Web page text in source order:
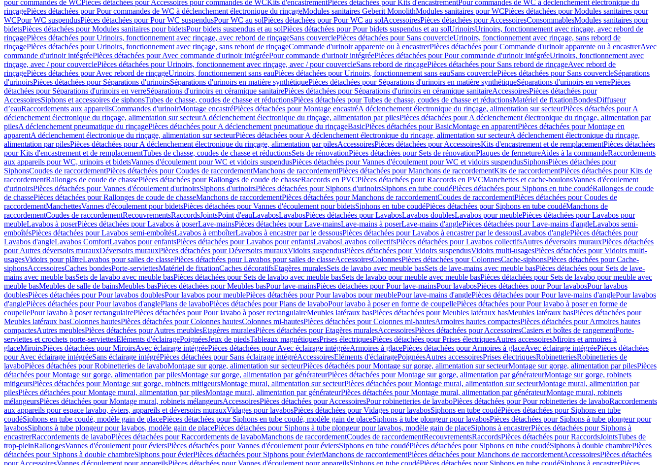
pour commandes de WCPièces détachées pour Accessoires pour commandes de WCKits d'encastrementPièces détachées pour Kits d'encastrementPour commandes de WC à déclenchement électronique du
rinçagePièces détachées pour Pour commandes de WC à déclenchement électronique du rinçageModules sanitaires Geberit MonolithModules sanitaires pour WCPièces détachées pour Modules sanitaires pour
WCPour WC suspendusPièces détachées pour Pour WC suspendusPour WC au solPièces détachées pour Pour WC au solAccessoiresPièces détachées pour AccessoiresConsommablesModules sanitaires pour
bidetsPièces détachées pour Modules sanitaires pour bidetsPour bidets suspendus et au solPièces détachées pour Pour bidets suspendus et au solUrinoirsUrinoirs, fonctionnement avec rinçage, avec rebord de
rinçagePièces détachées pour Urinoirs, fonctionnement avec rinçage, avec rebord de rinçageSans couverclePièces détachées pour Sans couvercleUrinoirs, fonctionnement avec rinçage, sans rebord de
rinçagePièces détachées pour Urinoirs, fonctionnement avec rinçage, sans rebord de rinçageCommande d'urinoir apparente ou à encastrerPièces détachées pour Commande d'urinoir apparente ou à encastrerAvec
commande d'urinoir intégréePièces détachées pour Avec commande d'urinoir intégréePour commande d'urinoir intégréePièces détachées pour Pour commande d'urinoir intégréeUrinoirs, fonctionnement avec
rinçage, avec / pour couverclePièces détachées pour Urinoirs, fonctionnement avec rinçage, avec / pour couvercleSans rebord de rinçagePièces détachées pour Sans rebord de rinçageAvec rebord de
rinçagePièces détachées pour Avec rebord de rinçageUrinoirs, fonctionnement sans eauPièces détachées pour Urinoirs, fonctionnement sans eauSans couverclePièces détachées pour Sans couvercleSéparations
d'urinoirsPièces détachées pour Séparations d'urinoirsSéparations d'urinoirs en matière synthétiquePièces détachées pour Séparations d'urinoirs en matière synthétiqueSéparations d'urinoirs en verrePièces
détachées pour Séparations d'urinoirs en verreSéparations d'urinoirs en céramique sanitairePièces détachées pour Séparations d'urinoirs en céramique sanitaireAccessoiresPièces détachées pour
AccessoiresSiphons et accessoires de siphonsTubes de chasse, coudes de chasse et réductionsPièces détachées pour Tubes de chasse, coudes de chasse et réductionsMatériel de fixationBondesDiffuseur
d’eauRaccordements aux appareilsCommandes d'urinoirMontage encastréPièces détachées pour Montage encastréA déclenchement électronique du rinçage, alimentation sur secteurPièces détachées pour A
déclenchement électronique du rinçage, alimentation sur secteurA déclenchement électronique du rinçage, alimentation par pilesPièces détachées pour A déclenchement électronique du rinçage, alimentation par
pilesA déclenchement pneumatique du rinçagePièces détachées pour A déclenchement pneumatique du rinçageBasicPièces détachées pour BasicMontage en apparentPièces détachées pour Montage en
apparentA déclenchement électronique du rinçage, alimentation sur secteurPièces détachées pour A déclenchement électronique du rinçage, alimentation sur secteurA déclenchement électronique du rinçage,
alimentation par pilesPièces détachées pour A déclenchement électronique du rinçage, alimentation par pilesAccessoiresPièces détachées pour AccessoiresKits d'encastrement et de remplacementPièces détachées
pour Kits d'encastrement et de remplacementTubes de chasse, coudes de chasse et réductionsSets de rénovationPièces détachées pour Sets de rénovationPlaques de fermetureAides à la commandeRaccordements
aux appareils pour WC, urinoirs et bidetsVannes d'écoulement pour WC et vidoirs suspendusPièces détachées pour Vannes d'écoulement pour WC et vidoirs suspendusSiphonsPièces détachées pour
SiphonsCoudes de raccordementPièces détachées pour Coudes de raccordementManchons de raccordementPièces détachées pour Manchons de raccordementKits de raccordementPièces détachées pour Kits de
raccordementRallonges de coude de chassePièces détachées pour Rallonges de coude de chasseRaccords en PVCPièces détachées pour Raccords en PVCManchettes et cache-boulonsVannes d'écoulement
d'urinoirsPièces détachées pour Vannes d'écoulement d'urinoirsSiphons d'urinoirsPièces détachées pour Siphons d'urinoirsSiphons en tube coudéPièces détachées pour Siphons en tube coudéRallonges de coude
de chassePièces détachées pour Rallonges de coude de chasseManchons de raccordementPièces détachées pour Manchons de raccordementCoudes de raccordementPièces détachées pour Coudes de
raccordementManchettesVannes d'écoulement pour bidetsPièces détachées pour Vannes d'écoulement pour bidetsSiphons en tube coudéPièces détachées pour Siphons en tube coudéManchons de
raccordementCoudes de raccordementRecouvrementsRaccordsJointsPoint d'eauLavabosLavabosPièces détachées pour LavabosLavabos doublesLavabos pour meublePièces détachées pour Lavabos pour
meubleLavabos à poserPièces détachées pour Lavabos à poserLave-mainsPièces détachées pour Lave-mainsLave-mains à poserLave-mains d'anglePièces détachées pour Lave-mains d'angleLavabos semi-
emboîtésPièces détachées pour Lavabos semi-emboîtésLavabos à emboîterLavabos à encastrer par le dessousPièces détachées pour Lavabos à encastrer par le dessousLavabos d'anglePièces détachées pour
Lavabos d'angleLavabos ComfortLavabos pour enfantsPièces détachées pour Lavabos pour enfantsLavabosLavabos collectifsPièces détachées pour Lavabos collectifsAutres déversoirs murauxPièces détachées
pour Autres déversoirs murauxDéversoirs murauxPièces détachées pour Déversoirs murauxVidoirs suspendusPièces détachées pour Vidoirs suspendusVidoirs multi-usagesPièces détachées pour Vidoirs multi-
usagesVidoirs pour plâtreLavabos pour salles de classePièces détachées pour Lavabos pour salles de classeAccessoiresColonnesPièces détachées pour ColonnesCache-siphonsPièces détachées pour Cache-
siphonsAccessoiresCaches bondesPorte-serviettesMatériel de fixationCaches décoratifsEtagères muralesSets de lavabo avec meuble basSets de lave-mains avec meuble basPièces détachées pour Sets de lave-
mains avec meuble basSets de lavabo avec meuble basPièces détachées pour Sets de lavabo avec meuble basSets de lavabo pour meuble avec meuble basPièces détachées pour Sets de lavabo pour meuble avec
meuble basMeubles de salle de bainsMeubles basPièces détachées pour Meubles basPour lave-mainsPièces détachées pour Pour lave-mainsPour lavabosPièces détachées pour Pour lavabosPour lavabos
doublesPièces détachées pour Pour lavabos doublesPour lavabos pour meublePièces détachées pour Pour lavabos pour meublePour lave-mains d'anglePièces détachées pour Pour lave-mains d'anglePour lavabos
d'anglePièces détachées pour Pour lavabos d'anglePlans de lavaboPièces détachées pour Plans de lavaboPour lavabo à poser en forme de coupellePièces détachées pour Pour lavabo à poser en forme de
coupellePour lavabo à poser rectangulairePièces détachées pour Pour lavabo à poser rectangulaireMeubles latéraux basPièces détachées pour Meubles latéraux basMeubles latéraux basPièces détachées pour
Meubles latéraux basColonnes hautesPièces détachées pour Colonnes hautesColonnes mi-hautesPièces détachées pour Colonnes mi-hautesArmoires hautes compactesPièces détachées pour Armoires hautes
compactesAutres meublesPièces détachées pour Autres meublesEtagères muralesPièces détachées pour Etagères muralesAccessoiresPièces détachées pour AccessoiresCasiers et boîtes de rangementPorte-
serviettes et crochets porte-serviettesEléments d'éclairagePoignéesJeux de piedsTableaux magnétiquesPrises électriquesPièces détachées pour Prises électriquesAutres accessoiresMiroirs et armoires à
glaceMiroirsPièces détachées pour MiroirsAvec éclairage intégréePièces détachées pour Avec éclairage intégréeArmoires à glacePièces détachées pour Armoires à glaceAvec éclairage intégréePièces détachées
pour Avec éclairage intégréeSans éclairage intégréPièces détachées pour Sans éclairage intégréAccessoiresEléments d'éclairagePoignéesAutres accessoiresPrises électriquesRobinetteriesRobinetteries de
lavaboPièces détachées pour Robinetteries de lavaboMontage sur gorge, alimentation sur secteurPièces détachées pour Montage sur gorge, alimentation sur secteurMontage sur gorge, alimentation par pilesPièces
détachées pour Montage sur gorge, alimentation par pilesMontage sur gorge, alimentation par générateurPièces détachées pour Montage sur gorge, alimentation par générateurMontage sur gorge, robinets
mitigeursPièces détachées pour Montage sur gorge, robinets mitigeursMontage mural, alimentation sur secteurPièces détachées pour Montage mural, alimentation sur secteurMontage mural, alimentation par
pilesPièces détachées pour Montage mural, alimentation par pilesMontage mural, alimentation par générateurPièces détachées pour Montage mural, alimentation par générateurMontage mural, robinets
mélangeursPièces détachées pour Montage mural, robinets mélangeursAccessoiresPièces détachées pour AccessoiresPour robinetteries de lavaboPièces détachées pour Pour robinetteries de lavaboRaccordements
aux appareils pour espace lavabo, éviers, appareils et déversoirs murauxVidages pour lavabosPièces détachées pour Vidages pour lavabosSiphons en tube coudéPièces détachées pour Siphons en tube
coudéSiphons en tube coudé, modèle gain de placePièces détachées pour Siphons en tube coudé, modèle gain de placeSiphons à tube plongeur pour lavabosPièces détachées pour Siphons à tube plongeur pour
lavabosSiphons à tube plongeur pour lavabos, modèle gain de placePièces détachées pour Siphons à tube plongeur pour lavabos, modèle gain de placeSiphons à encastrerPièces détachées pour Siphons à
encastrerRaccordements de lavaboPièces détachées pour Raccordements de lavaboManchons de raccordementCoudes de raccordementRecouvrementsRaccordsPièces détachées pour RaccordsJointsTubes de
trop-pleinRallongesVannes d'écoulement pour éviersPièces détachées pour Vannes d'écoulement pour éviersSiphons en tube coudéPièces détachées pour Siphons en tube coudéSiphons à double chambrePièces
détachées pour Siphons à double chambreSiphons pour évierPièces détachées pour Siphons pour évierManchons de raccordementPièces détachées pour Manchons de raccordementAccessoiresPièces détachées
pour AccessoiresVannes d'écoulement pour appareilsPièces détachées pour Vannes d'écoulement pour appareilsSiphons en tube coudéPièces détachées pour Siphons en tube coudéSiphons à encastrerPièces